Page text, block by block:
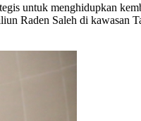
untuk menghidupkan
Raden Saleh di